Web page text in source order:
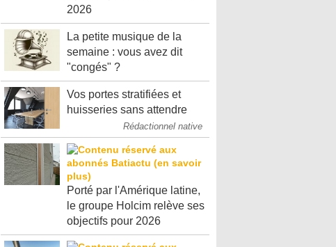
2026
La petite musique de la
semaine : vous avez dit
"congés" ?
Vos portes stratifiées et
huisseries sans attendre
Rédactionnel native
Porté par l'Amérique latine,
le groupe Holcim relève ses
objectifs pour 2026